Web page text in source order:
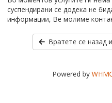
суспендирани се додека не
информации, Ве молиме
Вратете се назад
Powered by